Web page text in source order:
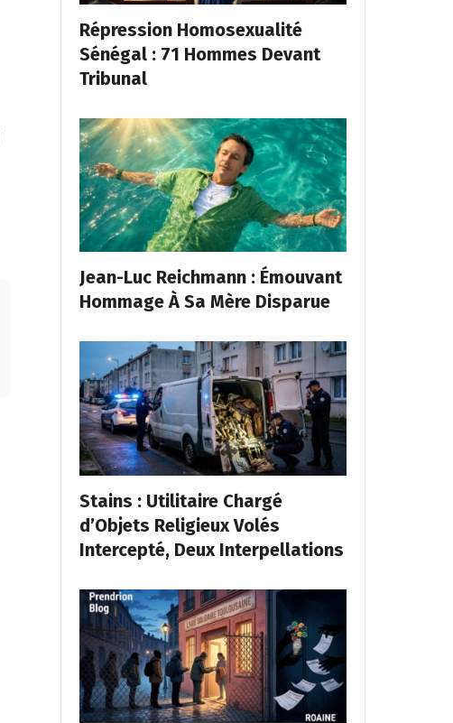
Répression Homosexualité
Sénégal : 71 Hommes Devant
Tribunal
Jean-Luc Reichmann : Émouvant
Hommage À Sa Mère Disparue
Stains : Utilitaire Chargé
d’Objets Religieux Volés
Intercepté, Deux Interpellations